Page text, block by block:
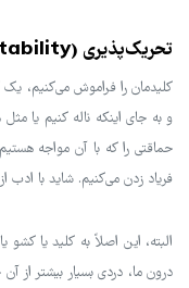
تحریک‌پذیری (Irritability)
کلیدمان را فراموش می‌کنیم،
و به جای اینکه ناله کنیم یا
حماقتی را که با آن مواجه
فریاد زدن می‌کنیم. شاید با ادب
البته، این اصلاً به کلید یا
درون ما، دردی بسیار بیشتر از